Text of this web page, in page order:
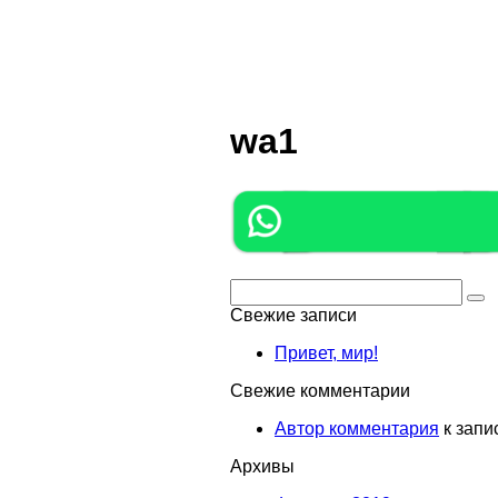
wa1
Свежие записи
Привет, мир!
Свежие комментарии
Автор комментария к
Архивы